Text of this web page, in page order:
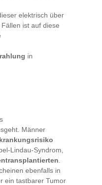
elektrisch über
ist auf diese
in
Männer
Lindau-Syndrom,
ebenfalls in
ein tastbarer Tumor